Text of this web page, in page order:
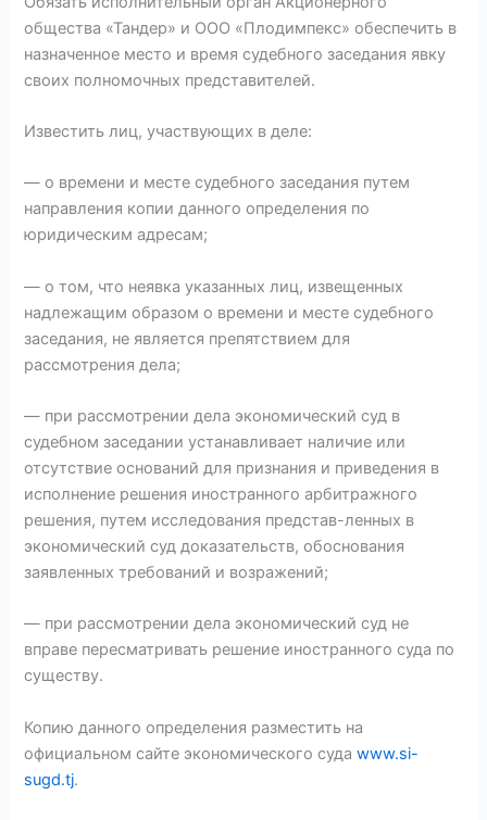
общества «Тандер» и ООО «Плодимпекс» обеспечить в
назначенное место и время судебного заседания явку
своих полномочных представителей.
Известить лиц, участвующих в деле:
— о времени и месте судебного заседания путем
направления копии данного определения по
юридическим адресам;
— о том, что неявка указанных лиц, извещенных
надлежащим образом о времени и месте судебного
заседания, не является препятствием для
рассмотрения дела;
— при рассмотрении дела экономический суд в
судебном заседании устанавливает наличие или
отсутствие оснований для признания и приведения в
исполнение решения иностранного арбитражного
решения, путем исследования представ-ленных в
экономический суд доказательств, обоснования
заявленных требований и возражений;
— при рассмотрении дела экономический суд не
вправе пересматривать решение иностранного суда по
существу.
Копию данного определения разместить на
официальном сайте экономического судаwww.si-
sugd.tj.